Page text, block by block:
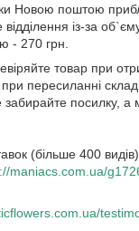
Новою поштою
із-за
- 270 грн.
товар при
пересиланні
забирайте посилку,
(більше 400
maniacs.com.ua/